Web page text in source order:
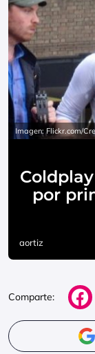
Imagen: Flickr.com/
por
aortiz
Comparte: